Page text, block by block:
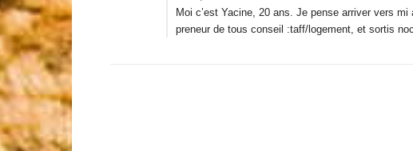
Moi c’est Yacine, 20 ans. Je pense arriver vers
preneur de tous conseil :taff/logement, et sortis